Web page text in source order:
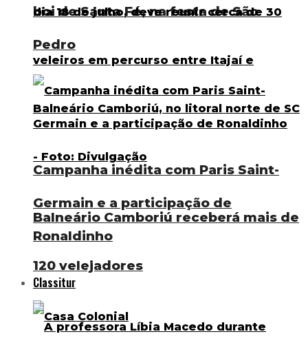
boi de Santa Fé, na festa de São
Pedro
Campanha inédita com Paris Saint-
Germain e a participação de
Ronaldinho
Classitur
Balneário Camboriú receberá mais de
120 velejadores